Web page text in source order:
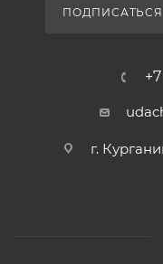
г.